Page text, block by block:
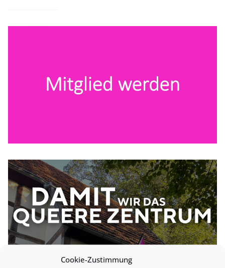
Cookie-Zustimmung